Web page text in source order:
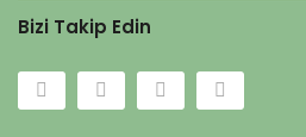
Bizi Takip Edin